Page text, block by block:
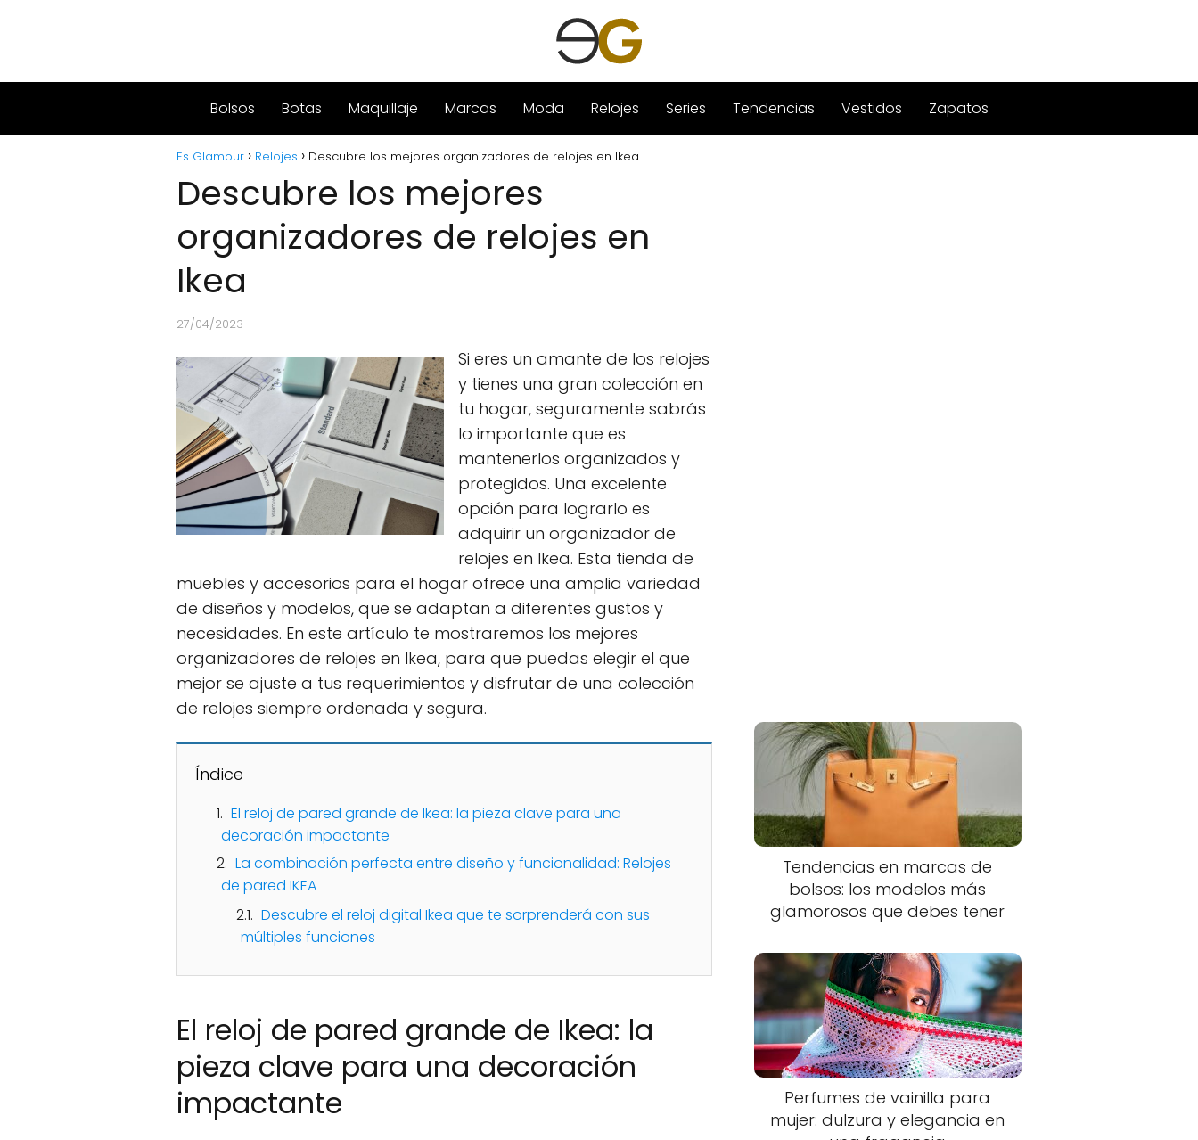
Bolsos Botas Maquillaje Marcas Moda Relojes Series Tendencias Vestidos Zapatos
Es Glamour Relojes Descubre los mejores organizadores de relojes en Ikea
Descubre los mejores
organizadores de relojes en
Ikea
27/04/2023
Si eres un amante de los relojes
y tienes una gran colección en
tu hogar, seguramente sabrás
lo importante que es
mantenerlos organizados y
protegidos. Una excelente
opción para lograrlo es
adquirir un organizador de
relojes en Ikea. Esta tienda de
muebles y accesorios para el hogar ofrece una amplia variedad
de diseños y modelos, que se adaptan a diferentes gustos y
necesidades. En este artículo te mostraremos los mejores
organizadores de relojes en Ikea, para que puedas elegir el que
mejor se ajuste a tus requerimientos y disfrutar de una colección
de relojes siempre ordenada y segura.
Índice
El reloj de pared grande de Ikea: la pieza clave para una
decoración impactante
La combinación perfecta entre diseño y funcionalidad: Relojes
de pared IKEA
Descubre el reloj digital Ikea que te sorprenderá con sus
múltiples funciones
El reloj de pared grande de Ikea: la
pieza clave para una decoración
impactante
Tendencias en marcas de
bolsos: los modelos más
glamorosos que debes tener
Perfumes de vainilla para
mujer: dulzura y elegancia en